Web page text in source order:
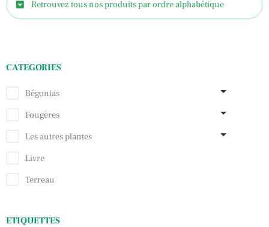
Retrouvez tous nos produits par ordre alphabétique
CATEGORIES
Bégonias
Fougères
Les autres plantes
Livre
Terreau
ETIQUETTES